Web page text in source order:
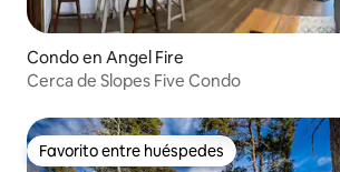
Condo en Angel Fire
Cerca de Slopes Five Condo
Favorito entre huéspedes
Favorito entre huéspedes